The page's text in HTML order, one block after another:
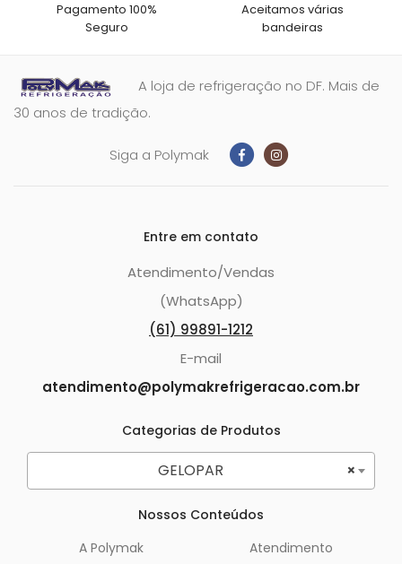
Pagamento 100%
Seguro
Aceitamos várias
bandeiras
A loja de refrigeração no DF. Mais de
30 anos de tradição.
Siga a Polymak
Entre em contato
Atendimento/Vendas
(WhatsApp)
(61) 99891-1212
E-mail
atendimento@polymakrefrigeracao.com.br
Categorias de Produtos
×
GELOPAR
Nossos Conteúdos
A Polymak
Atendimento